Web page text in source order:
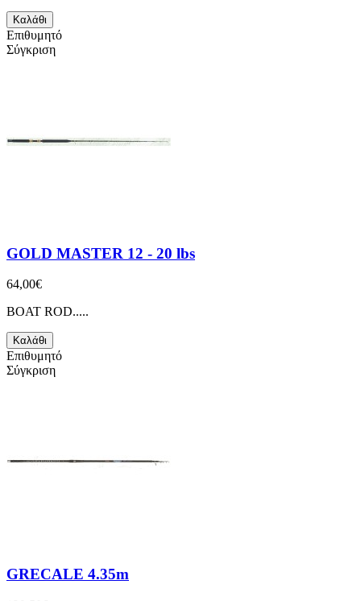
Καλάθι
Επιθυμητό
Σύγκριση
GOLD MASTER 12 - 20 lbs
64,00€
BOAT ROD.....
Καλάθι
Επιθυμητό
Σύγκριση
GRECALE 4.35m